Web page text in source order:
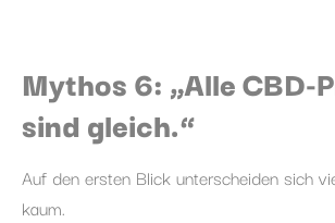
Mythos 6: „Alle CBD-
sind gleich.“
Auf den ersten Blick unterscheiden sich
kaum.